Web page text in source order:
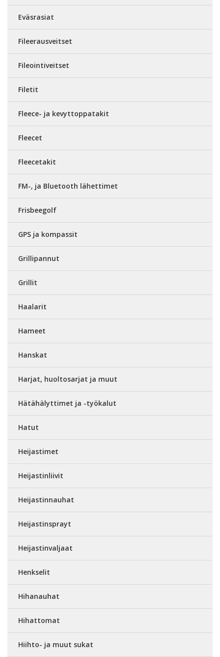
Eväsrasiat
Fileerausveitset
Fileointiveitset
Filetit
Fleece- ja kevyttoppatakit
Fleecet
Fleecetakit
FM-, ja Bluetooth lähettimet
Frisbeegolf
GPS ja kompassit
Grillipannut
Grillit
Haalarit
Hameet
Hanskat
Harjat, huoltosarjat ja muut
Hätähälyttimet ja -työkalut
Hatut
Heijastimet
Heijastinliivit
Heijastinnauhat
Heijastinsprayt
Heijastinvaljaat
Henkselit
Hihanauhat
Hihattomat
Hiihto- ja muut sukat